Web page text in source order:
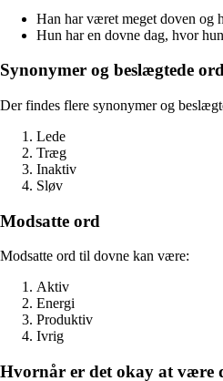
Han har været meget doven og
Hun har en dovne dag, hvor
Synonymer og beslægtede
Der findes flere synonymer og
Lede
Træg
Inaktiv
Sløv
Modsatte ord
Modsatte ord til dovne kan være:
Aktiv
Energi
Produktiv
Ivrig
Hvornår er det okay at være